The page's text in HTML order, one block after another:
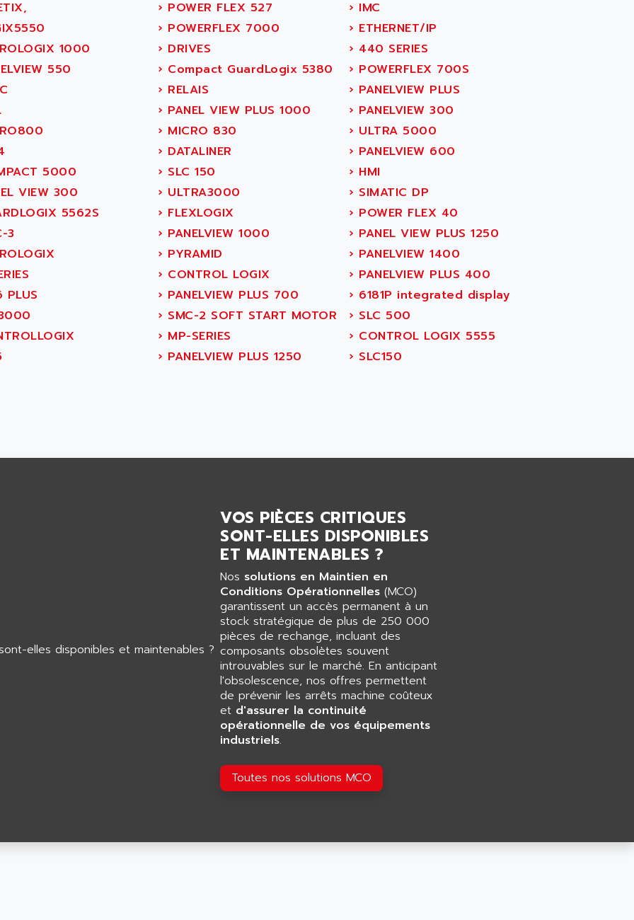
› POWER FLEX 527 › IMC
› POWERFLEX 7000 › ETHERNET/IP
1000 › DRIVES › 440 SERIES
550 › Compact GuardLogix 5380 › POWERFLEX 700S
› RELAIS › PANELVIEW PLUS
› PANEL VIEW PLUS 1000 › PANELVIEW 300
› MICRO 830 › ULTRA 5000
› DATALINER › PANELVIEW 600
5000 › SLC 150 › HMI
VIEW 300 › ULTRA3000 › SIMATIC DP
5562S › FLEXLOGIX › POWER FLEX 40
3 › PANELVIEW 1000 › PANEL VIEW PLUS 1250
› PYRAMID › PANELVIEW 1400
› CONTROL LOGIX › PANELVIEW PLUS 400
PLUS › PANELVIEW PLUS 700 › 6181P integrated display
› SMC-2 SOFT START MOTOR › SLC 500
› MP-SERIES › CONTROL LOGIX 5555
› PANELVIEW PLUS 1250 › SLC150
VOS PIÈCES CRITIQUES
SONT-ELLES DISPONIBLES
ET MAINTENABLES ?
Nos solutions en Maintien en
Conditions Opérationnelles (MCO)
garantissent un accès permanent à un
stock stratégique de plus de 250 000
pièces de rechange, incluant des
composants obsolètes souvent
introuvables sur le marché. En anticipant
l'obsolescence, nos offres permettent
de prévenir les arrêts machine coûteux
et d'assurer la continuité
opérationnelle de vos équipements
industriels.
Toutes nos solutions MCO